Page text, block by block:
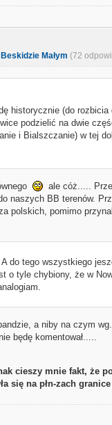
Małym (72
historycznie (do
podzielić na dwie
i Bialszczanie) w tej
ale cóż.....
naszych BB terenów.
polskich, pomimo
do tego wszystkiego
o tyle chybiony, że w
a niby na czym
będę komentował.....
cieszy mnie fakt,
się na płn-zach granice